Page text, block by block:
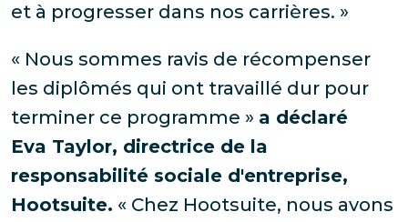
et à progresser dans nos carrières. »
« Nous sommes ravis de récompenser
les diplômés qui ont travaillé dur pour
terminer ce programme » a déclaré
Eva Taylor, directrice de la
responsabilité sociale d'entreprise,
Hootsuite. « Chez Hootsuite, nous avons